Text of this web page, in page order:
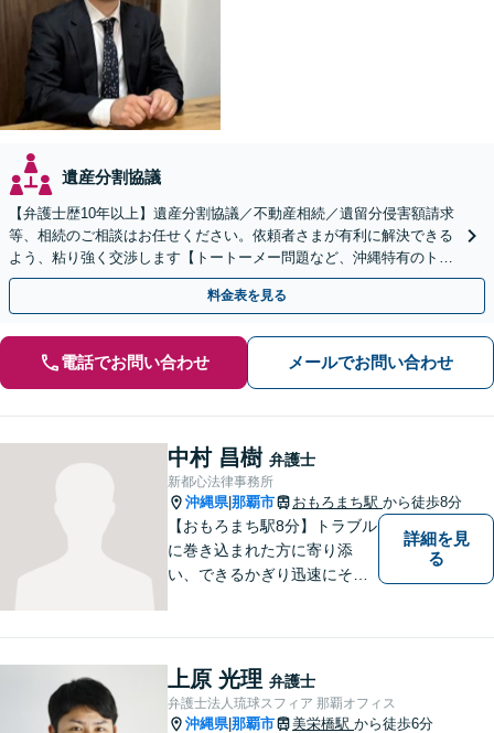
遺産分割協議
【弁護士歴10年以上】遺産分割協議／不動産相続／遺留分侵害額請求
等、相続のご相談はお任せください。依頼者さまが有利に解決できる
よう、粘り強く交渉します【トートーメー問題など、沖縄特有のトラ
ブルにも対応】【バス停「天久」2分】
料金表を見る
電話でお問い合わせ メールでお問い合わせ
中村 昌樹 弁護士
新都心法律事務所
沖縄県|那覇市 おもろまち駅 から徒歩8分
【おもろまち駅8分】トラブル
に巻き込まれた方に寄り添
い、できるかぎり迅速にそし
婚、借金、相続、交通事故
等、生活上のトラブルがござ
いましたら、お気軽にご相談
詳細を見
る
上原 光理 弁護士
弁護士法人琉球スフィア 那覇オフィス
沖縄県|那覇市 美栄橋駅 から徒歩6分